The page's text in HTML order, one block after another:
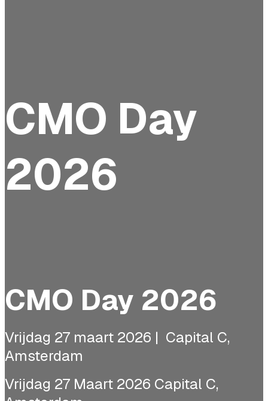
CMO Day
2026
CMO Day 2026
Vrijdag 27 maart 2026 | Capital C,
Amsterdam
Vrijdag 27 Maart 2026 Capital C,